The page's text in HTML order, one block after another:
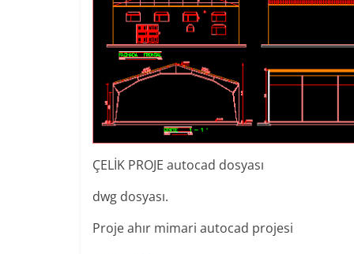
ÇELİK PROJE autocad dosyası
dwg dosyası.
Proje ahır mimari autocad projesi